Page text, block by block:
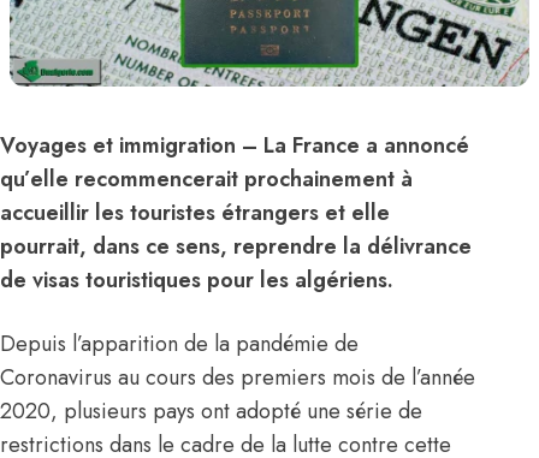
Voyages et immigration – La France a annoncé
qu’elle recommencerait prochainement à
accueillir les touristes étrangers et elle
pourrait, dans ce sens, reprendre la délivrance
de visas touristiques pour les algériens.
Depuis l’apparition de la pandémie de
Coronavirus au cours des premiers mois de l’année
2020, plusieurs pays ont adopté une série de
restrictions dans le cadre de la lutte contre cette